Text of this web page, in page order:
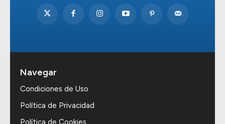
Navegar
Condiciones de Uso
Política de Privacidad
Política de Cookies